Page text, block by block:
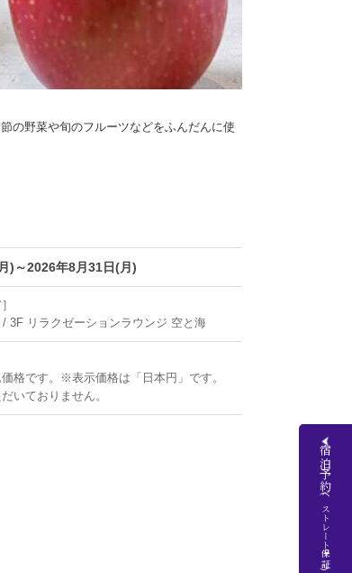
宿泊予約
(ベストレート保証)
の野菜や旬のフルーツなどをふんだんに使
)～2026年8月31日(月)
3F リラクゼーションラウンジ 空と海
格です。※表示価格は「日本円」です。
いておりません。